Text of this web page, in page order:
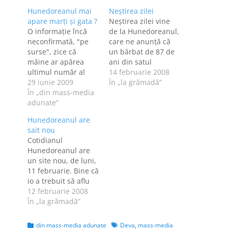
Hunedoreanul mai
apare marţi şi gata ?
O informaţie încă
neconfirmată, "pe
surse", zice că
mâine ar apărea
ultimul număr al
cotidianului
Hunedoreanul,
editat de MediaPro
PubliMedia]. Ştie
cineva ceva sigur?
UPDATE:
Paginademedia.ro
confirmă informaţia.
Din păcate, toate
publicaţiile locale
ale PubliMedia
rămân doar online.
angajaţii de la
29 iunie 2009
În „din mass-media
adunate”
Neştirea zilei
Neştirea zilei vine
de la Hunedoreanul,
care ne anunţă că
un bărbat de 87 de
ani din satul
hunedorean
Vălişoara a murit de
14 februarie 2008
În „la grămadă”
Hunedoreanul are
sait nou
Cotidianul
Hunedoreanul are
un site nou, de luni,
11 februarie. Bine că
io a trebuit să aflu
de la Andrei Aronet,
că ai mei colegi din
nimic. Trecem peste
12 februarie 2008
În „la grămadă”
Categories
din mass-media adunate TagsDeva, mass-media